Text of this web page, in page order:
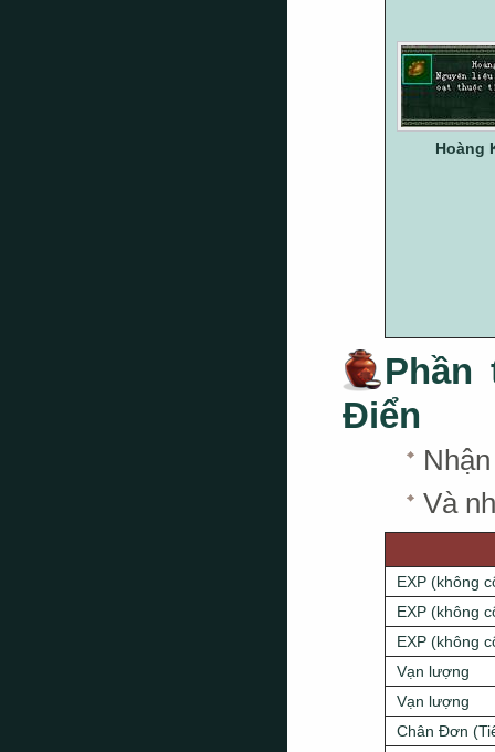
Hoàng
Phần
Điển
Và
EXP (không
EXP (không
EXP (không
Vạn lượng
Vạn lượng
Chân Đơn